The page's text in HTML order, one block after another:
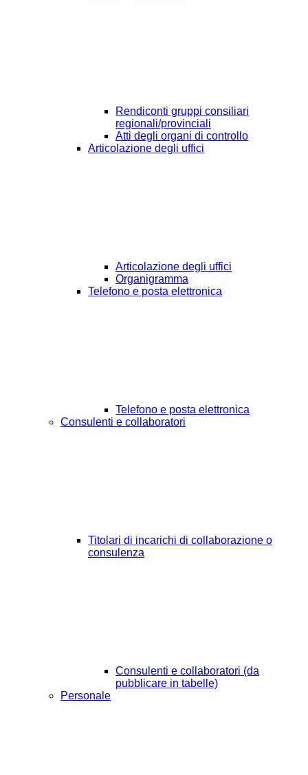
Rendiconti gruppi consiliari
regionali/provinciali
Atti degli organi di controllo
Articolazione degli uffici
Articolazione degli uffici
Organigramma
Telefono e posta elettronica
Telefono e posta elettronica
Consulenti e collaboratori
Titolari di incarichi di collaborazione o
consulenza
Consulenti e collaboratori (da
pubblicare in tabelle)
Personale